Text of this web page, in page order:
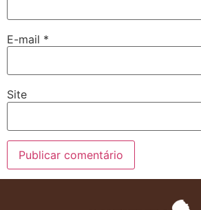
E-mail *
Site